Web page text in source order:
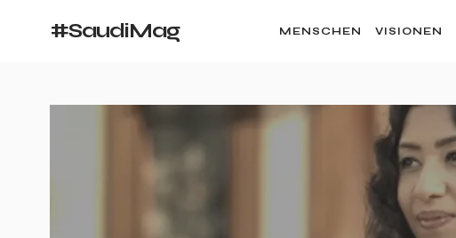
#SaudiMag MENSCHEN VISIONEN